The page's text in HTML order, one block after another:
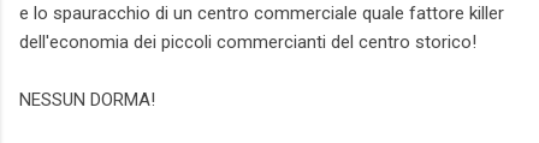
e lo spauracchio di un centro commerciale quale fattore killer
dell'economia dei piccoli commercianti del centro storico!
NESSUN DORMA!